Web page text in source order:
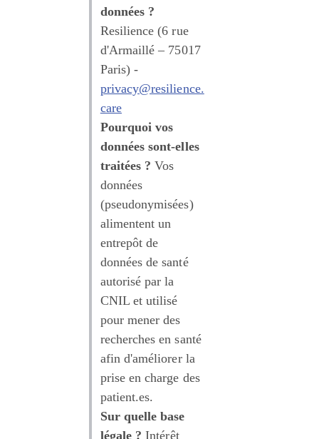
données ?
Resilience (6 rue
d'Armaillé – 75017
Paris) -
privacy@resilience.
care
Pourquoi vos
données sont-elles
traitées ? Vos
données
(pseudonymisées)
alimentent un
entrepôt de
données de santé
autorisé par la
CNIL et utilisé
pour mener des
recherches en santé
afin d'améliorer la
prise en charge des
patient.es.
Sur quelle base
légale ? Intérêt